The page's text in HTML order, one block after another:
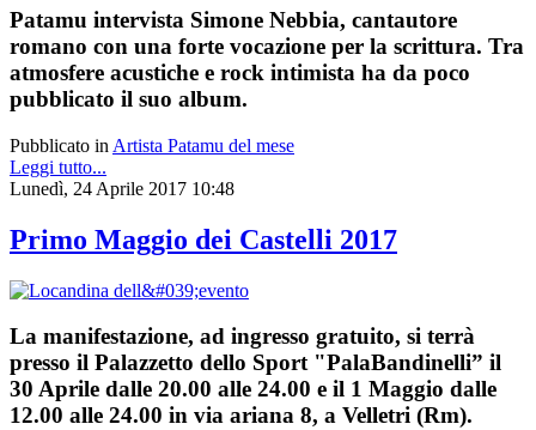
Patamu intervista Simone Nebbia, cantautore
romano con una forte vocazione per la scrittura. Tra
atmosfere acustiche e rock intimista ha da poco
pubblicato il suo album.
Pubblicato in Artista Patamu del mese
Leggi tutto...
Lunedì, 24 Aprile 2017 10:48
Primo Maggio dei Castelli 2017
La manifestazione, ad ingresso gratuito, si terrà
presso il Palazzetto dello Sport "PalaBandinelli” il
30 Aprile dalle 20.00 alle 24.00 e il 1 Maggio dalle
12.00 alle 24.00 in via ariana 8, a Velletri (Rm).